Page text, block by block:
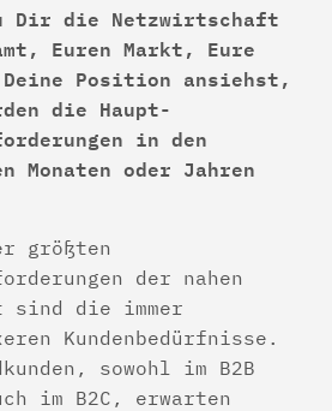
Dir die Netzwirtschaft
Euren Markt, Eure
Position ansiehst,
die Haupt-
in den
Monaten oder Jahren
größten
der nahen
sind die immer
Kundenbedürfnisse.
sowohl im B2B
im B2C, erwarten